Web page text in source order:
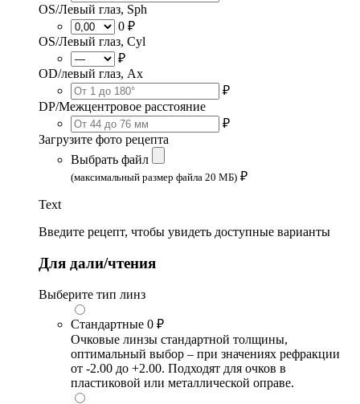
OS/Левый глаз, Sph
0 ₽
OS/Левый глаз, Cyl
₽
OD/левый глаз, Ax
₽
DP/Межцентровое расстояние
₽
Загрузите фото рецепта
Выбрать файл
(максимальный размер файла 20 МБ) ₽
Text
Введите рецепт, чтобы увидеть доступные варианты
Для дали/чтения
Выберите тип линз
Стандартные 0 ₽
Очковые линзы стандартной толщины,
оптимальный выбор – при значениях рефракции
от -2.00 до +2.00. Подходят для очков в
пластиковой или металлической оправе.